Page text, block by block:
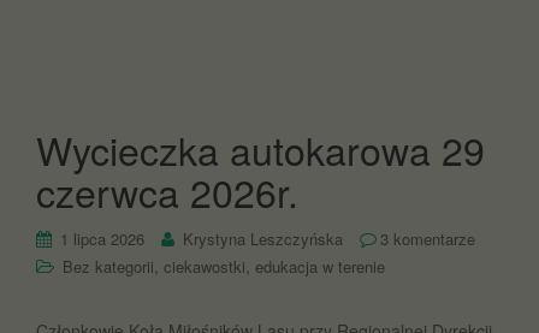
Wycieczka autokarowa 29
czerwca 2026r.
1 lipca 2026 Krystyna Leszczyńska
3 komentarze
Bez kategorii, ciekawostki, edukacja w terenie